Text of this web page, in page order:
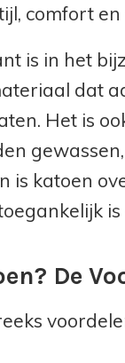
comfort
is in het
dat
Het is
is katoen
De